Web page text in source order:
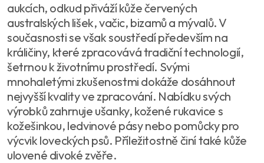
aukcích, odkud přiváží kůže červených
australských lišek, vačic, bizamů a mývalů. V
současnosti se však soustředí především na
králičiny, které zpracovává tradiční technologií,
šetrnou k životnímu prostředí. Svými
mnohaletými zkušenostmi dokáže dosáhnout
nejvyšší kvality ve zpracování. Nabídku svých
výrobků zahrnuje ušanky, kožené rukavice s
kožešinkou, ledvinové pásy nebo pomůcky pro
výcvik loveckých psů. Příležitostně činí také kůže
ulovené divoké zvěře.